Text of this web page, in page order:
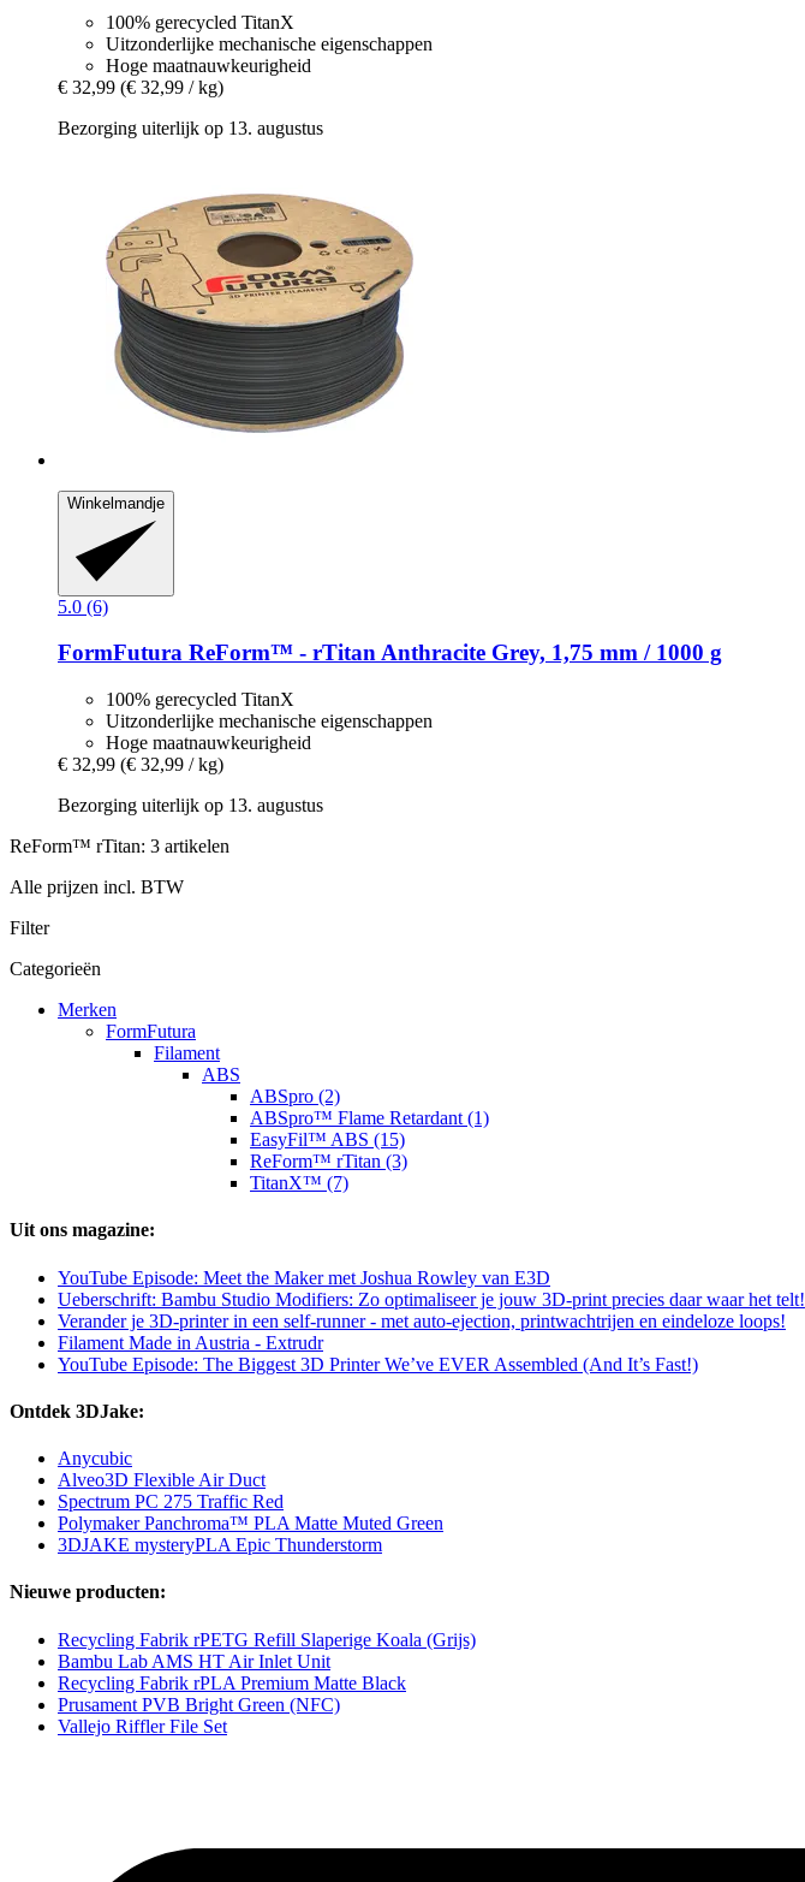
100% gerecycled TitanX
Uitzonderlijke mechanische eigenschappen
Hoge maatnauwkeurigheid
€ 32,99 (€ 32,99 / kg)
Bezorging uiterlijk op 13. augustus
Winkelmandje
5.0 (6)
FormFutura ReForm™ -​ rTitan Anthracite Grey, 1,75 mm / 1000 g
100% gerecycled TitanX
Uitzonderlijke mechanische eigenschappen
Hoge maatnauwkeurigheid
€ 32,99 (€ 32,99 / kg)
Bezorging uiterlijk op 13. augustus
ReForm™ rTitan: 3 artikelen
Alle prijzen incl. BTW
Filter
Categorieën
Merken
FormFutura
Filament
ABS
ABSpro (2)
ABSpro™ Flame Retardant (1)
EasyFil™ ABS (15)
ReForm™ rTitan (3)
TitanX™ (7)
Uit ons magazine:
YouTube Episode: Meet the Maker met Joshua Rowley van E3D
Ueberschrift: Bambu Studio Modifiers: Zo optimaliseer je jouw 3D-print precies daar waar het telt!
Verander je 3D-printer in een self-runner - met auto-ejection, printwachtrijen en eindeloze loops!
Filament Made in Austria - Extrudr
YouTube Episode: The Biggest 3D Printer We’ve EVER Assembled (And It’s Fast!)
Ontdek 3DJake:
Anycubic
Alveo3D Flexible Air Duct
Spectrum PC 275 Traffic Red
Polymaker Panchroma™ PLA Matte Muted Green
3DJAKE mysteryPLA Epic Thunderstorm
Nieuwe producten:
Recycling Fabrik rPETG Refill Slaperige Koala (Grijs)
Bambu Lab AMS HT Air Inlet Unit
Recycling Fabrik rPLA Premium Matte Black
Prusament PVB Bright Green (NFC)
Vallejo Riffler File Set